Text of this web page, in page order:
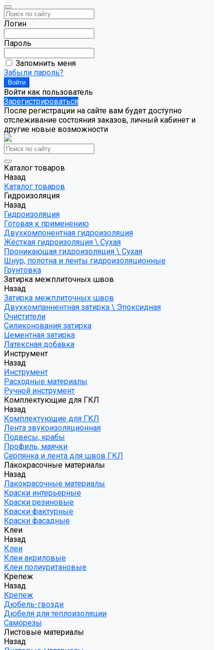
Логин
Пароль
Запомнить меня
Забыли пароль?
Войти как пользователь
Зарегистрироваться
После регистрации на сайте вам будет доступно
отслеживание состояния заказов, личный кабинет и
другие новые возможности
Каталог товаров
Назад
Каталог товаров
Гидроизоляция
Назад
Гидроизоляция
Готовая к применению
Двухкомпонентная гидроизоляция
Жёсткая гидроизоляция \ Сухая
Проникающая гидроизоляция \ Сухая
Шнур, полотна и ленты гидроизоляционные
Грунтовка
Затирка межплиточных швов
Назад
Затирка межплиточных швов
Двухкомпаннентная затирка \ Эпоксидная
Очистители
Силиконования затирка
Цементная затирка
Латексная добавка
Инструмент
Назад
Инструмент
Расходные материалы
Ручной инструмент
Комплектующие для ГКЛ
Назад
Комплектующие для ГКЛ
Лента звукоизоляционная
Подвесы, крабы
Профиль, маячки
Серпянка и лента для швов ГКЛ
Лакокрасочные материалы
Назад
Лакокрасочные материалы
Краски интерьерные
Краски резиновые
Краски фактурные
Краски фасадные
Клеи
Назад
Клеи
Клеи акриловые
Клеи полиуритановые
Крепеж
Назад
Крепеж
Дюбель-гвозди
Дюбеля для теплоизоляции
Саморезы
Листовые материалы
Назад